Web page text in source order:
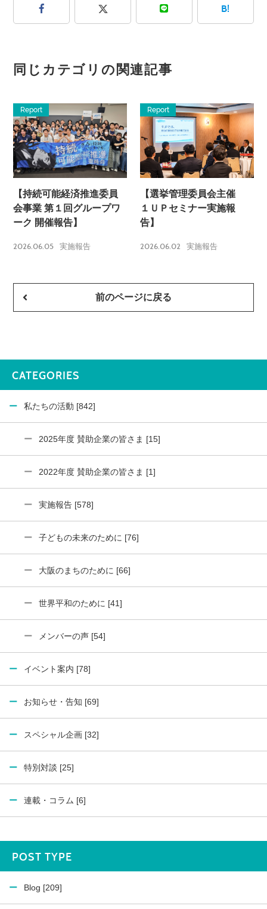
B!
同じカテゴリの関連記事
Report
【持続可能経済推進委員
会事業 第１回グループワ
ーク 開催報告】
2026.06.05 実施報告
Report
【選挙管理委員会主催
１ＵＰセミナー実施報
告】
2026.06.02 実施報告
前のページに戻る
CATEGORIES
私たちの活動 [842]
2025年度 賛助企業の皆さま [15]
2022年度 賛助企業の皆さま [1]
実施報告 [578]
子どもの未来のために [76]
大阪のまちのために [66]
世界平和のために [41]
メンバーの声 [54]
イベント案内 [78]
お知らせ・告知 [69]
スペシャル企画 [32]
特別対談 [25]
連載・コラム [6]
POST TYPE
Blog [209]